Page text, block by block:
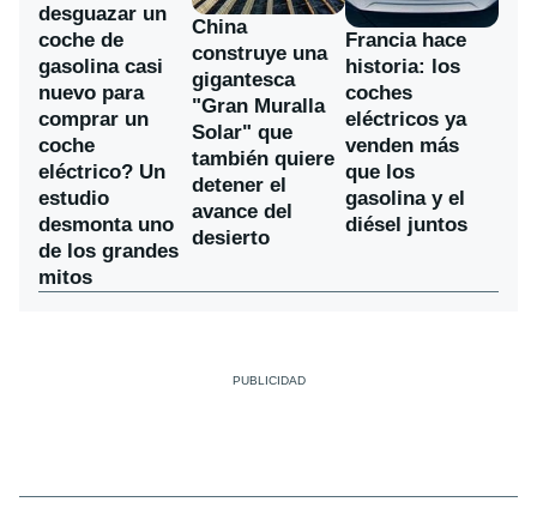
desguazar un
coche de
gasolina casi
nuevo para
comprar un
coche
eléctrico? Un
estudio
desmonta uno
de los grandes
mitos
China
construye una
gigantesca
"Gran Muralla
Solar" que
también quiere
detener el
avance del
desierto
Francia hace
historia: los
coches
eléctricos ya
venden más
que los
gasolina y el
diésel juntos